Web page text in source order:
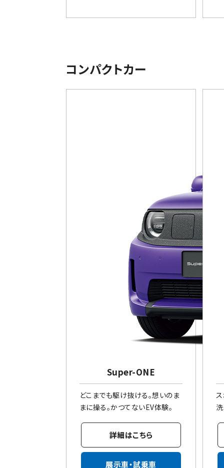
コンパクトカー
Super-ONE
どこまでも駆け抜ける。想いのま
まに操る。かつてないEV体験。
詳細はこちら
展示車・試乗車